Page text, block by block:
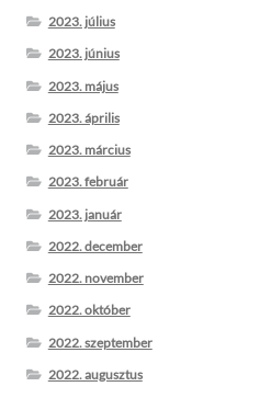
2023. július
2023. június
2023. május
2023. április
2023. március
2023. február
2023. január
2022. december
2022. november
2022. október
2022. szeptember
2022. augusztus